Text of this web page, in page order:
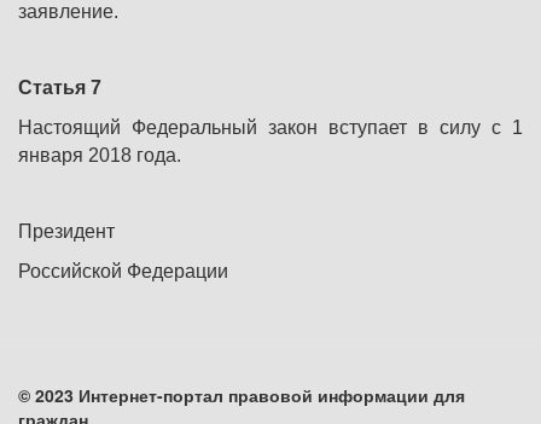
заявление.
Статья 7
Настоящий Федеральный закон вступает в силу с 1
января 2018 года.
Президент
Российской Федерации
© 2023 Интернет-портал правовой информации для